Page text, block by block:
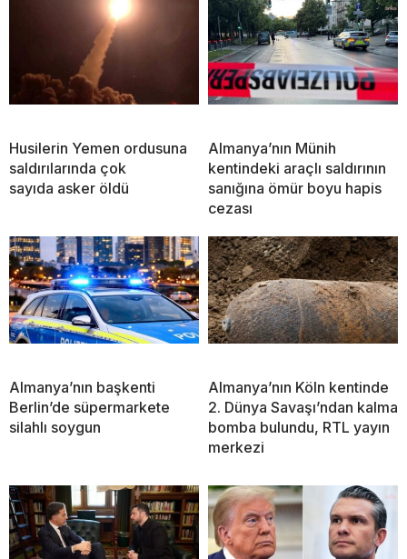
Husilerin Yemen ordusuna
saldırılarında çok
sayıda asker öldü
Almanya’nın Münih
kentindeki araçlı saldırının
sanığına ömür boyu hapis
cezası
Almanya’nın başkenti
Berlin’de süpermarkete
silahlı soygun
Almanya’nın Köln kentinde
2. Dünya Savaşı’ndan kalma
bomba bulundu, RTL yayın
merkezi